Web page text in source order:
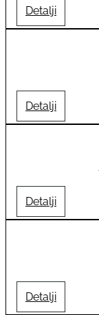
Detalji
Detalji
Detalji
Detalji